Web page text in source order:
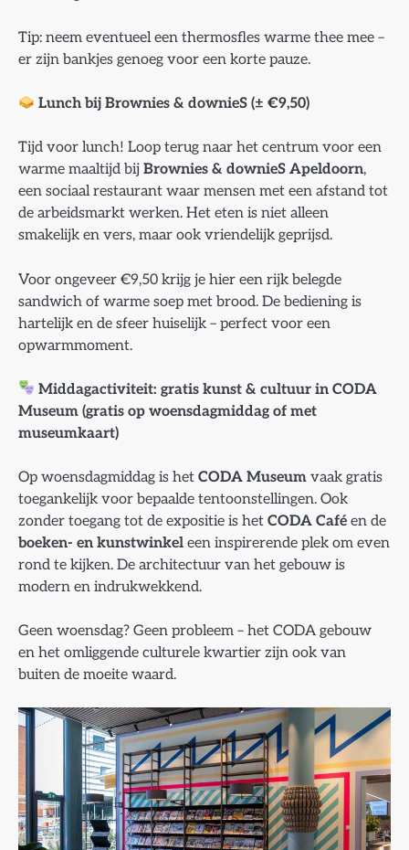
Tip: neem eventueel een thermosfles warme thee mee –
er zijn bankjes genoeg voor een korte pauze.
Lunch bij Brownies & downieS (± €9,50)
Tijd voor lunch! Loop terug naar het centrum voor een
warme maaltijd bij Brownies & downieS Apeldoorn,
een sociaal restaurant waar mensen met een afstand tot
de arbeidsmarkt werken. Het eten is niet alleen
smakelijk en vers, maar ook vriendelijk geprijsd.
Voor ongeveer €9,50 krijg je hier een rijk belegde
sandwich of warme soep met brood. De bediening is
hartelijk en de sfeer huiselijk – perfect voor een
opwarmmoment.
Middagactiviteit: gratis kunst & cultuur in CODA
Museum (gratis op woensdagmiddag of met
museumkaart)
Op woensdagmiddag is het CODA Museum vaak gratis
toegankelijk voor bepaalde tentoonstellingen. Ook
zonder toegang tot de expositie is het CODA Café en de
boeken- en kunstwinkel een inspirerende plek om even
rond te kijken. De architectuur van het gebouw is
modern en indrukwekkend.
Geen woensdag? Geen probleem – het CODA gebouw
en het omliggende culturele kwartier zijn ook van
buiten de moeite waard.